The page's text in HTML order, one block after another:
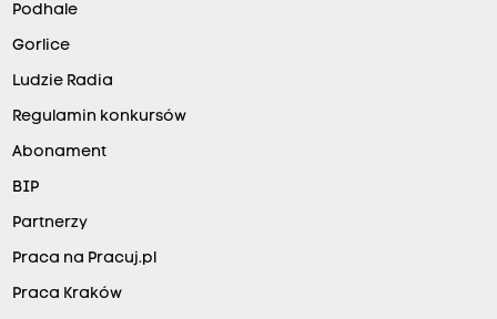
Podhale
Gorlice
Ludzie Radia
Regulamin konkursów
Abonament
BIP
Partnerzy
Praca na Pracuj.pl
Praca Kraków